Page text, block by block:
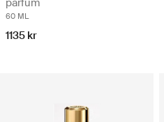
60 ML
1135 kr